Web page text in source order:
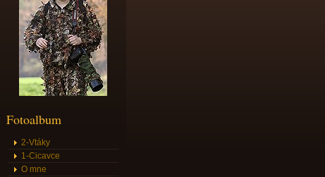
Fotoalbum
2-Vtáky
1-Cicavce
O mne